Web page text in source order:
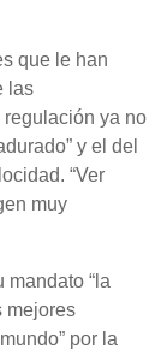
que le han
las
ya no
y el del
“Ver
muy
“la
mejores
por la